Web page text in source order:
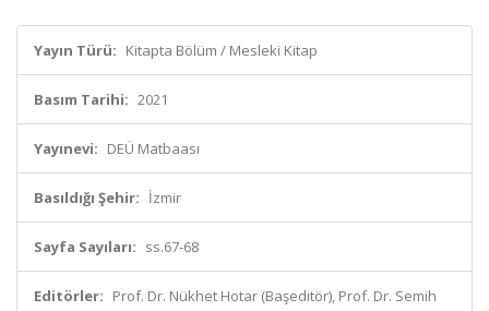
Yayın Türü: Kitapta Bölüm / Mesleki Kitap
Basım Tarihi: 2021
Yayınevi: DEÜ Matbaası
Basıldığı Şehir: İzmir
Sayfa Sayıları: ss.67-68
Editörler: Prof. Dr. Nükhet Hotar (Başeditör), Prof. Dr. Semih